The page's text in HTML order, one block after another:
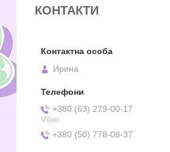
КОНТАКТИ
Ирина
+380 (63) 279-00-17
Viber
+380 (50) 778-08-37